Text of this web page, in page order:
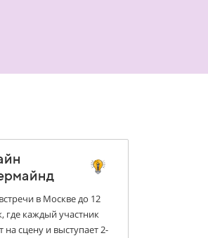
в Москве до 12
где каждый участник
на сцену и выступает 2-